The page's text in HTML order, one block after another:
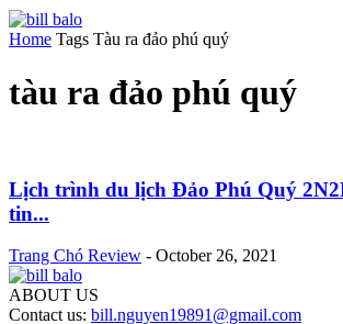
Home Tags Tàu ra đảo phú quý
tàu ra đảo phú quý
Lịch trình du lịch Đảo Phú Quý
tin...
Trang Chó Review - October 26, 2021
ABOUT US
Contact us: bill.nguyen19891@gmail.com